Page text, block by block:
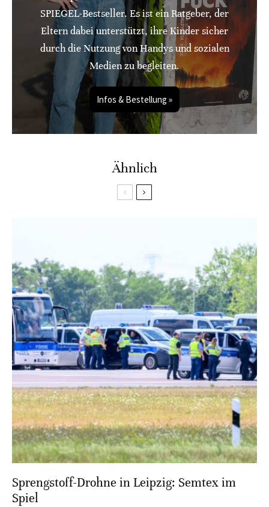
SPIEGEL-Bestseller. Es ist ein Ratgeber, der
Eltern dabei unterstützt, ihre Kinder sicher
durch die Nutzung von Handys und sozialen
Medien zu begleiten.
Infos & Bestellung »
Ähnlich
Sprengstoff-Drohne in Leipzig: Semtex im
Spiel